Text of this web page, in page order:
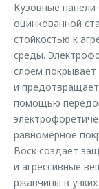
Кузовные панели
оцинкованной
стойкостью к
среды.
слоем покрывает
и предотвращает
помощью
равномерное
Воск создает
и агрессивные
ржавчины в